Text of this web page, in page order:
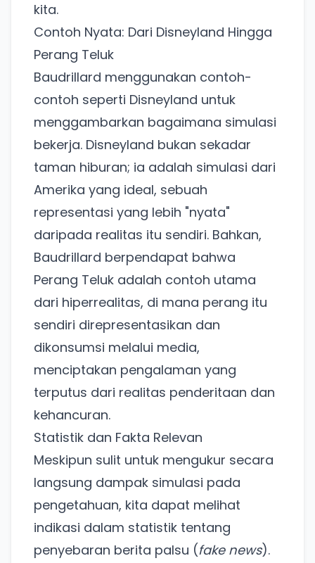
kita.
Contoh Nyata: Dari Disneyland Hingga
Perang Teluk
Baudrillard menggunakan contoh-
contoh seperti Disneyland untuk
menggambarkan bagaimana simulasi
bekerja. Disneyland bukan sekadar
taman hiburan; ia adalah simulasi dari
Amerika yang ideal, sebuah
representasi yang lebih "nyata"
daripada realitas itu sendiri. Bahkan,
Baudrillard berpendapat bahwa
Perang Teluk adalah contoh utama
dari hiperrealitas, di mana perang itu
sendiri direpresentasikan dan
dikonsumsi melalui media,
menciptakan pengalaman yang
terputus dari realitas penderitaan dan
kehancuran.
Statistik dan Fakta Relevan
Meskipun sulit untuk mengukur secara
langsung dampak simulasi pada
pengetahuan, kita dapat melihat
indikasi dalam statistik tentang
penyebaran berita palsu (fake news).
Ada Website Baru!
Khusus untuk kamu yang mau coba
Punya website SMM baru nih! Coba BulkFame
untuk pengalaman lebih baik.
Tanpa daftar ulang, gratis dicoba. Kamu tetap bisa
pakai Zona Sosmed kapan saja.